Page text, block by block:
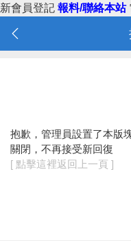
新會員登記 報料/聯絡本站
抱歉，管理員設置了本版
關閉，不再接受新回復
[ 點擊這裡返回上一頁 ]